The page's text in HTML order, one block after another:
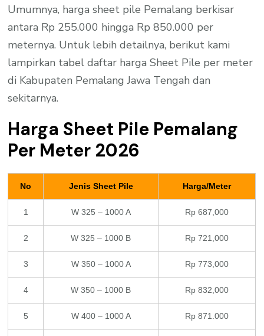
Umumnya, harga sheet pile Pemalang berkisar
antara Rp 255.000 hingga Rp 850.000 per
meternya. Untuk lebih detailnya, berikut kami
lampirkan tabel daftar harga Sheet Pile per meter
di Kabupaten Pemalang Jawa Tengah dan
sekitarnya.
Harga Sheet Pile Pemalang
Per Meter 2026
No Jenis Sheet Pile Harga/Meter
1 W 325 – 1000 A Rp 687,000
2 W 325 – 1000 B Rp 721,000
3 W 350 – 1000 A Rp 773,000
4 W 350 – 1000 B Rp 832,000
5 W 400 – 1000 A Rp 871.000